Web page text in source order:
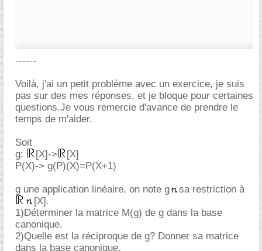
------
Voilà, j'ai un petit problème avec un exercice, je suis
pas sur des mes réponses, et je bloque pour certaines
questions.Je vous remercie d'avance de prendre le
temps de m'aider.
Soit
g:
[X]->
[X]
P(X)-> g(P)(X)=P(X+1)
g une application linéaire, on note g
sa restriction à
[X].
1)Déterminer la matrice M(g) de g dans la base
canonique.
2)Quelle est la réciproque de g? Donner sa matrice
dans la base canonique.